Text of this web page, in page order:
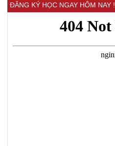
ĐĂNG KÝ HỌC NGAY HÔM NAY !